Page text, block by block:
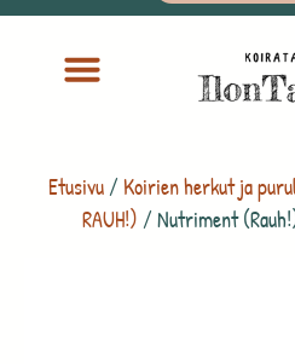
Etusivu /Koirien herkut ja
RAUH!) / Nutriment